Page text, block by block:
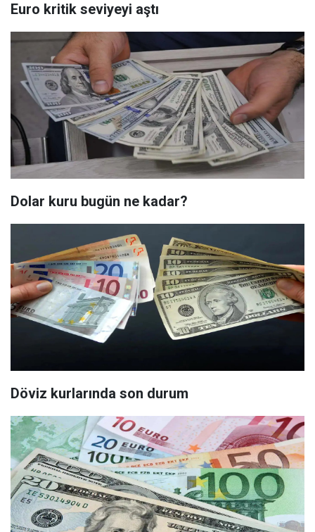
Euro kritik seviyeyi aştı
Dolar kuru bugün ne kadar?
Döviz kurlarında son durum